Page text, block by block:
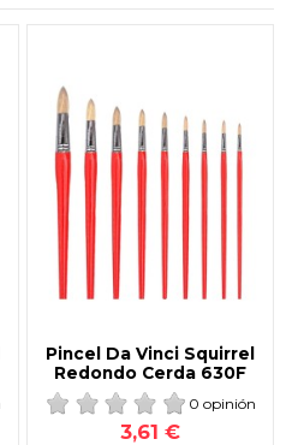
Pincel Da Vinci Squirrel
Redondo Cerda 630F
0 opinión
3,61 €